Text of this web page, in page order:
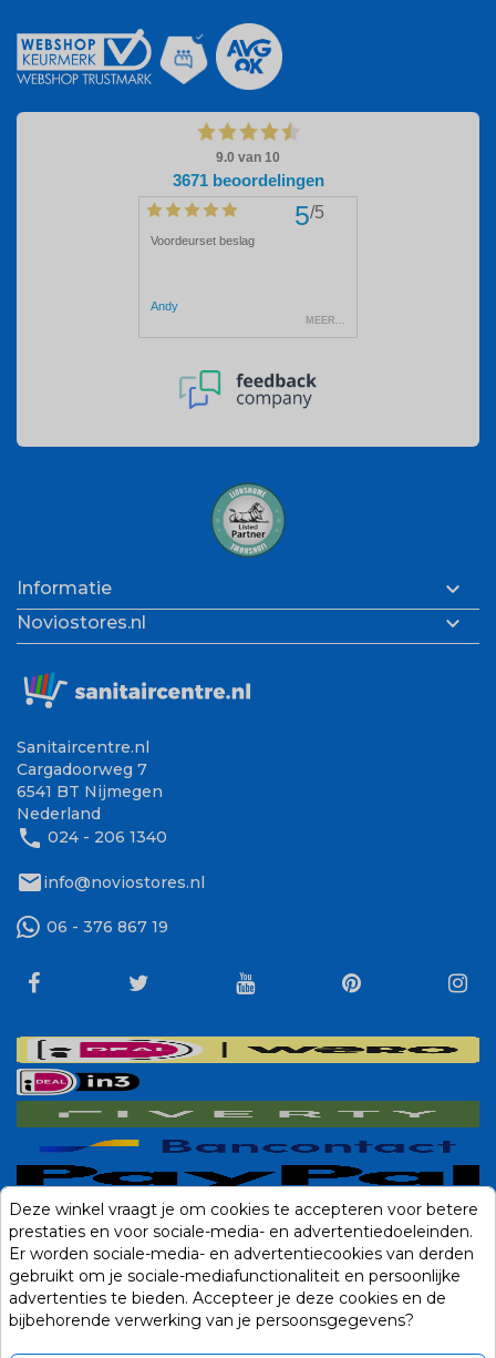
Informatie 
Noviostores.nl 
Sanitaircentre.nl
Cargadoorweg 7
6541 BT Nijmegen
Nederland
phone 024 - 206 1340
mailinfo@noviostores.nl
06 - 376 867 19
Deze winkel vraagt je om cookies te accepteren voor betere
prestaties en voor sociale-media- en advertentiedoeleinden.
Er worden sociale-media- en advertentiecookies van derden
gebruikt om je sociale-mediafunctionaliteit en persoonlijke
advertenties te bieden. Accepteer je deze cookies en de
bijbehorende verwerking van je persoonsgegevens?